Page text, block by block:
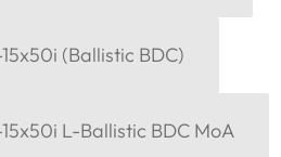
(Ballistic BDC)
L-Ballistic BDC MoA